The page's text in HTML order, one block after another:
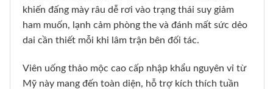
khiến đấng mày râu dễ rơi vào trạng thái suy giảm
ham muốn, lạnh cảm phòng the và đánh mất sức dẻo
dai cần thiết mỗi khi lâm trận bên đối tác.
Viên uống thảo mộc cao cấp nhập khẩu nguyên vỉ từ
Mỹ này mang đến toàn diện, hỗ trợ kích thích tuần